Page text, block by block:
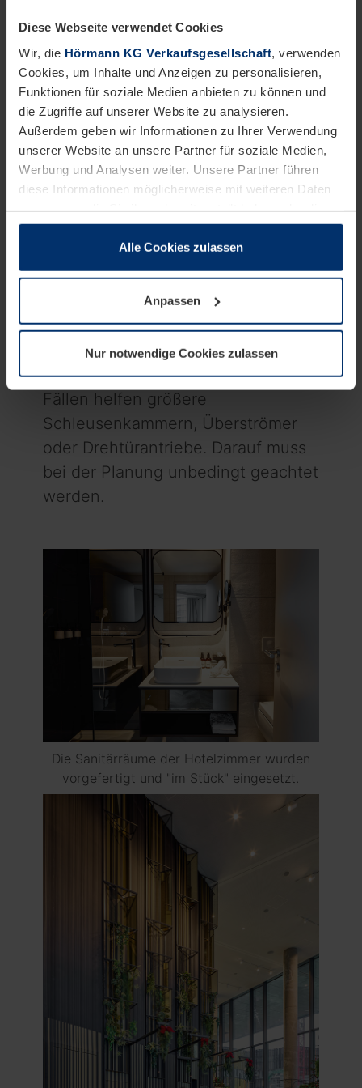
Diese Webseite verwendet Cookies
Wir, die Hörmann KG Verkaufsgesellschaft , verwenden
Cookies, um Inhalte und Anzeigen zu personalisieren,
Funktionen für soziale Medien anbieten zu können und
die Zugriffe auf unserer Website zu analysieren.
Außerdem geben wir Informationen zu Ihrer Verwendung
unserer Website an unsere Partner für soziale Medien,
Werbung und Analysen weiter. Unsere Partner führen
diese Informationen möglicherweise mit weiteren Daten
sie im Rahmen Ihrer Nutzung der Dienste gesammelt
Rechtlich können wir Cookies auf Ihrem Gerät speichern,
notwendig sind. Für alle anderen Cookie-Typen benötigen
wir Ihre Erlaubnis. Ihre Einwilligung können Sie jederzeit
unserer Website ändern oder
Alle Cookies zulassen
Anpassen
Nur notwendige Cookies zulassen
an?
Das Verhältnis zwischen
Türblattgröße und Raumgröße muss
stimmen. Zunächst herrscht in der
Schleusenkammer grundsätzlich
ein erhöhter Luftdruck. Je größer
die Tür, desto größer der
sich sogar noch beim Öffnen der
innenliegenden Tür: Die Luft in der
Schleusenkammer wird temporär
komprimiert und dadurch die Kraft
auf die Tür noch einmal verstärkt.
Ist sie zu hoch, ließen sich die
Türen nicht mehr öffnen. In solchen
Fällen helfen größere
Schleusenkammern, Überströmer
oder Drehtürantriebe. Darauf muss
bei der Planung unbedingt geachtet
werden.
Die Sanitärräume der Hotelzimmer wurden
vorgefertigt und "im Stück" eingesetzt.